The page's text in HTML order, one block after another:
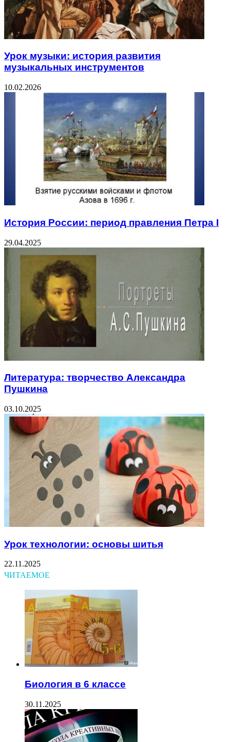
Урок музыки: история развития
музыкальных инструментов
10.02.2026
История России: период правления Петра I
29.04.2025
Литература: творчество Александра
Пушкина
03.10.2025
Урок технологии: основы шитья
22.11.2025
ЧИТАЕМОЕ
Биология в 6 классе
30.11.2025